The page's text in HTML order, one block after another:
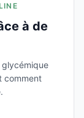
à de
glycémique
comment